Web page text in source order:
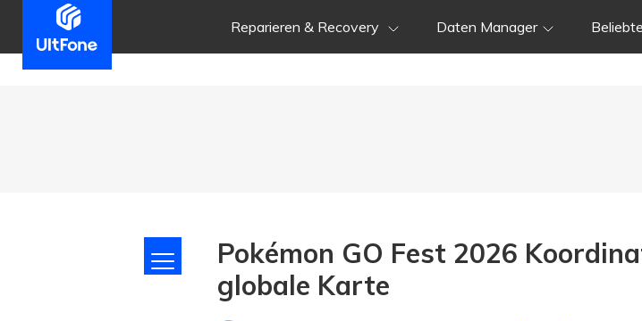
Reparieren & Recovery Daten Manager
Pokémon GO Fest 2026
globale Karte